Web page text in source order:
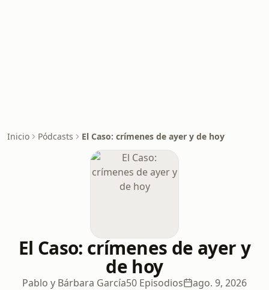
Inicio Pódcasts El Caso: crímenes de ayer y de hoy
El Caso: crímenes de ayer y
de hoy
Pablo y Bárbara García50 Episodios ago. 9, 2026